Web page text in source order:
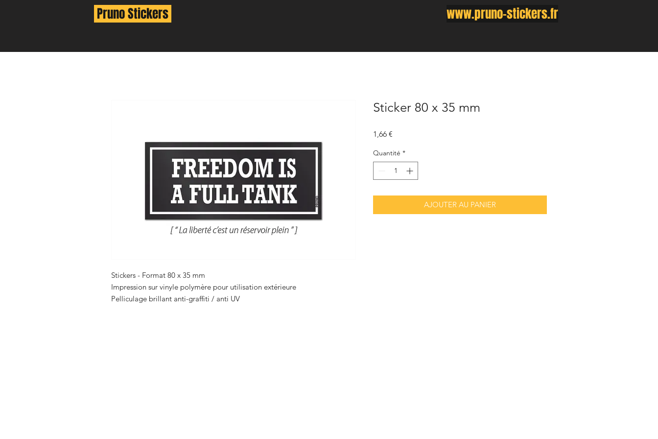
Stickers - Format 80 x 35 mm
Impression sur vinyle polymère pour utilisation extérieure
Pelliculage brillant anti-graffiti / anti UV
Sticker 80 x 35 mm
1,66 €
Quantité *
AJOUTER AU PANIER
Pruno Stickers www.pruno-stickers.fr